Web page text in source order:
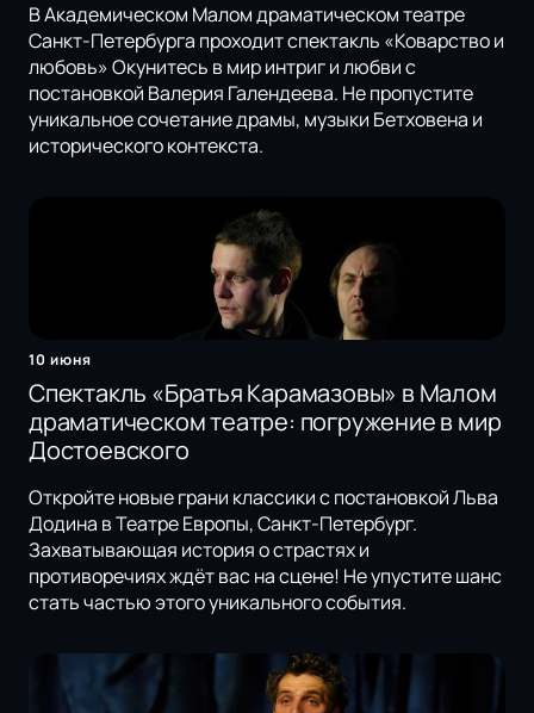
В Академическом Малом драматическом театре
Санкт-Петербурга проходит спектакль «Коварство и
любовь» Окунитесь в мир интриг и любви с
постановкой Валерия Галендеева. Не пропустите
уникальное сочетание драмы, музыки Бетховена и
исторического контекста.
10 июня
Спектакль «Братья Карамазовы» в Малом
драматическом театре: погружение в мир
Достоевского
Откройте новые грани классики с постановкой Льва
Додина в Театре Европы, Санкт-Петербург.
Захватывающая история о страстях и
противоречиях ждёт вас на сцене! Не упустите шанс
стать частью этого уникального события.